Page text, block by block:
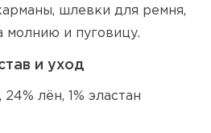
шлевки для ремня,
молнию и пуговицу.
и уход
24% лён, 1% эластан